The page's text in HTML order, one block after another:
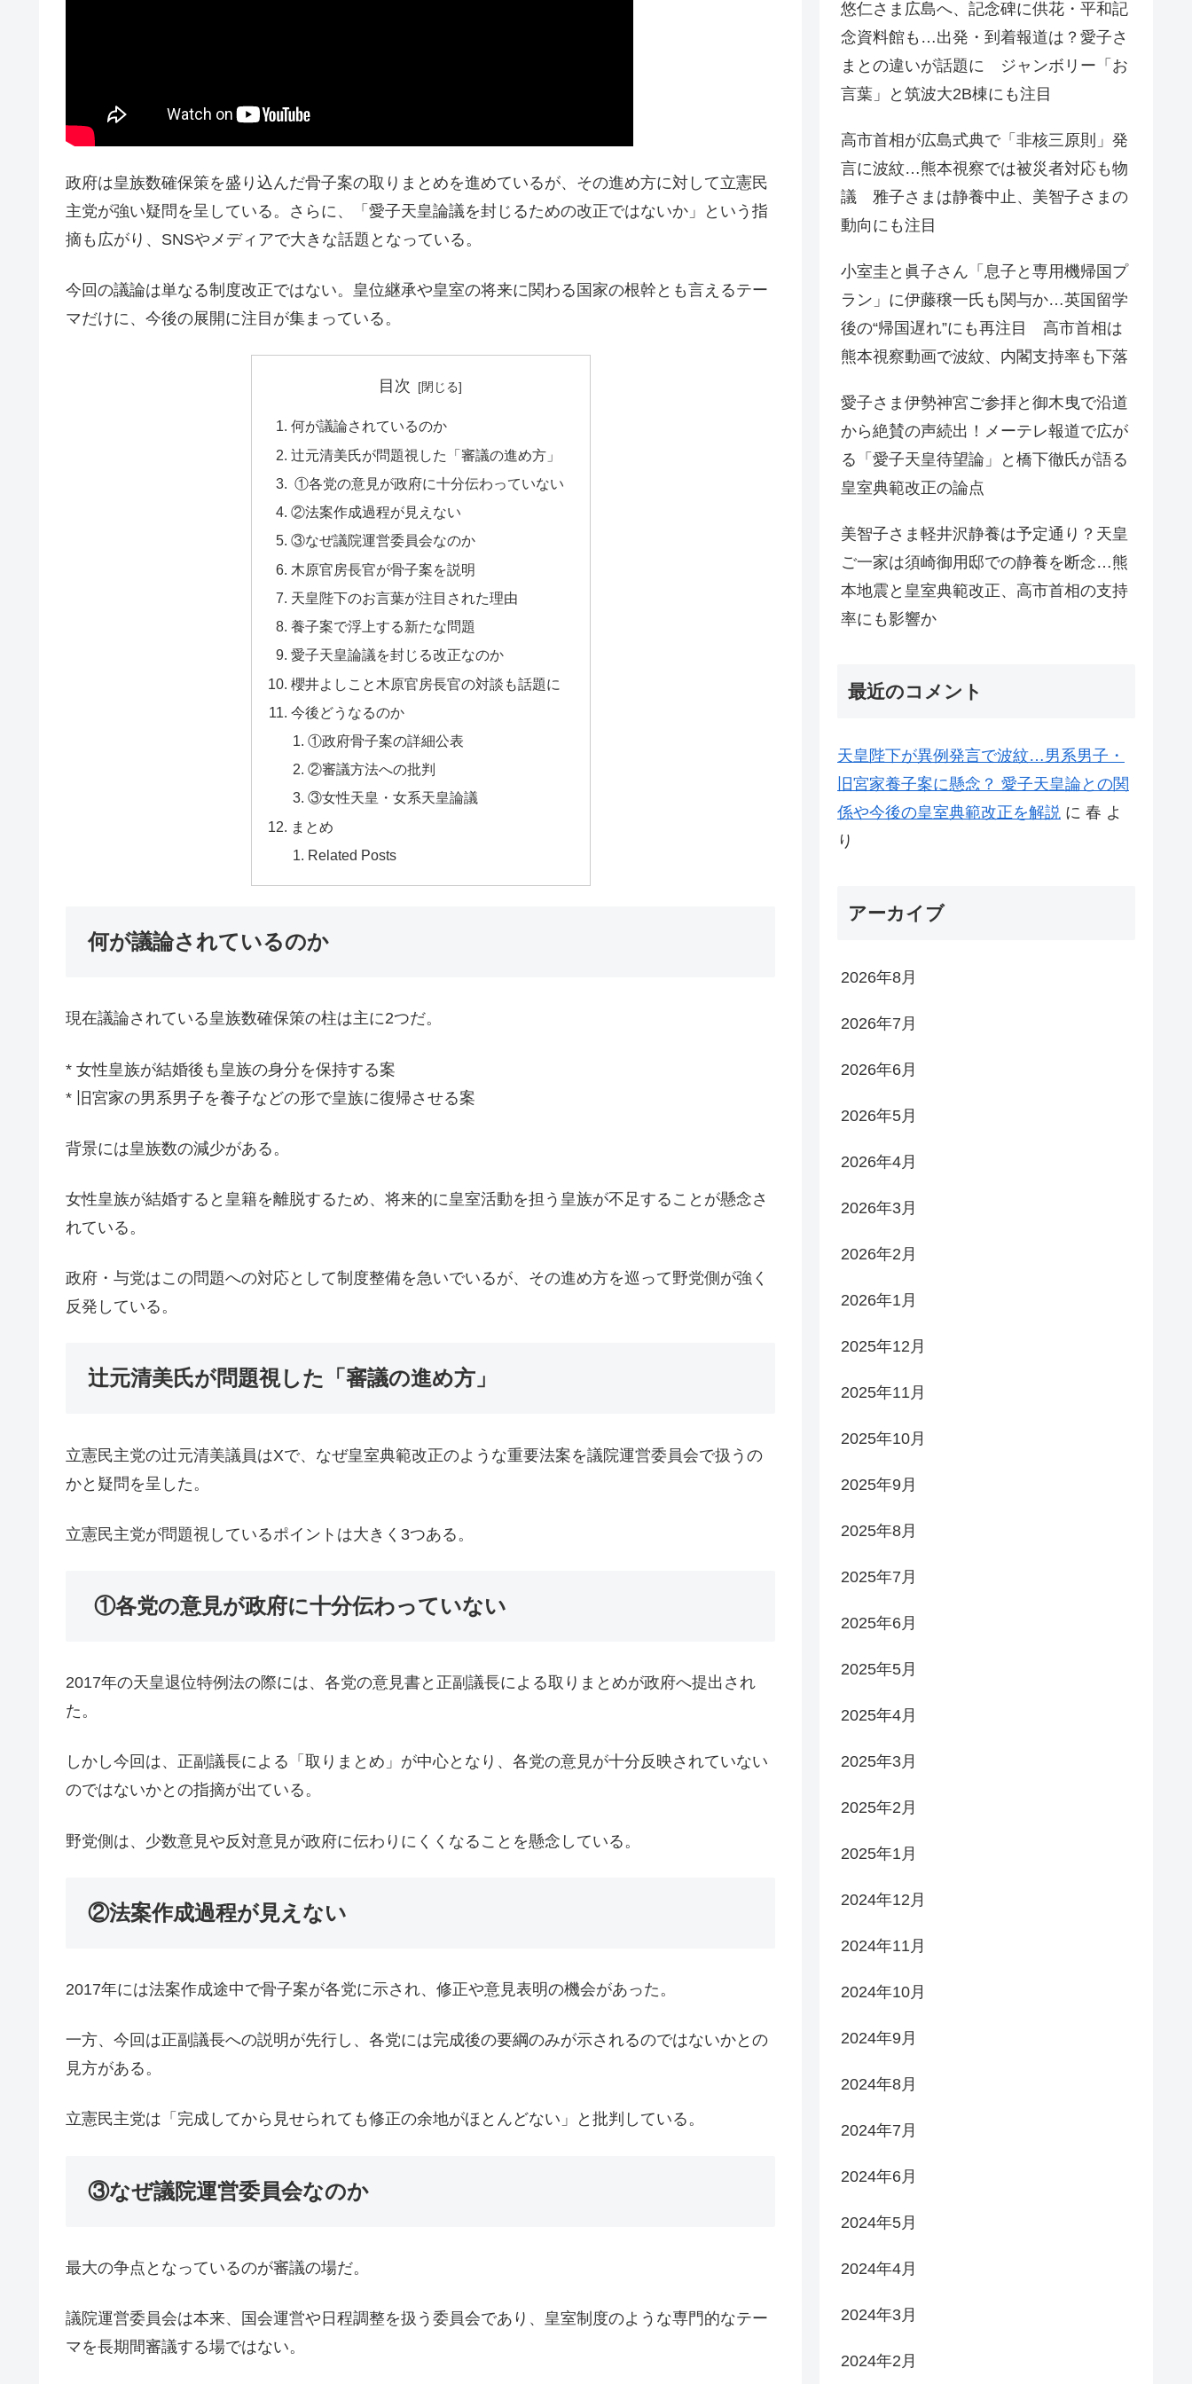
政府は皇族数確保策を盛り込んだ骨子案の取りまとめを進めているが、その進め方に対して立憲民
主党が強い疑問を呈している。さらに、「愛子天皇論議を封じるための改正ではないか」という指
摘も広がり、SNSやメディアで大きな話題となっている。
今回の議論は単なる制度改正ではない。皇位継承や皇室の将来に関わる国家の根幹とも言えるテー
マだけに、今後の展開に注目が集まっている。
目次
何が議論されているのか
辻元清美氏が問題視した「審議の進め方」
①各党の意見が政府に十分伝わっていない
②法案作成過程が見えない
③なぜ議院運営委員会なのか
木原官房長官が骨子案を説明
天皇陛下のお言葉が注目された理由
養子案で浮上する新たな問題
愛子天皇論議を封じる改正なのか
櫻井よしこと木原官房長官の対談も話題に
今後どうなるのか
①政府骨子案の詳細公表
②審議方法への批判
③女性天皇・女系天皇論議
まとめ
Related Posts
何が議論されているのか
現在議論されている皇族数確保策の柱は主に2つだ。
* 女性皇族が結婚後も皇族の身分を保持する案
* 旧宮家の男系男子を養子などの形で皇族に復帰させる案
背景には皇族数の減少がある。
女性皇族が結婚すると皇籍を離脱するため、将来的に皇室活動を担う皇族が不足することが懸念さ
れている。
政府・与党はこの問題への対応として制度整備を急いでいるが、その進め方を巡って野党側が強く
反発している。
辻元清美氏が問題視した「審議の進め方」
立憲民主党の辻元清美議員はXで、なぜ皇室典範改正のような重要法案を議院運営委員会で扱うの
かと疑問を呈した。
立憲民主党が問題視しているポイントは大きく3つある。
①各党の意見が政府に十分伝わっていない
2017年の天皇退位特例法の際には、各党の意見書と正副議長による取りまとめが政府へ提出され
た。
しかし今回は、正副議長による「取りまとめ」が中心となり、各党の意見が十分反映されていない
のではないかとの指摘が出ている。
野党側は、少数意見や反対意見が政府に伝わりにくくなることを懸念している。
②法案作成過程が見えない
2017年には法案作成途中で骨子案が各党に示され、修正や意見表明の機会があった。
一方、今回は正副議長への説明が先行し、各党には完成後の要綱のみが示されるのではないかとの
見方がある。
立憲民主党は「完成してから見せられても修正の余地がほとんどない」と批判している。
③なぜ議院運営委員会なのか
最大の争点となっているのが審議の場だ。
議院運営委員会は本来、国会運営や日程調整を扱う委員会であり、皇室制度のような専門的なテー
マを長期間審議する場ではない。
悠仁さま広島へ、記念碑に供花・平和記
念資料館も…出発・到着報道は？愛子さ
まとの違いが話題に ジャンボリー「お
言葉」と筑波大2B棟にも注目
高市首相が広島式典で「非核三原則」発
言に波紋…熊本視察では被災者対応も物
議 雅子さまは静養中止、美智子さまの
動向にも注目
小室圭と眞子さん「息子と専用機帰国プ
ラン」に伊藤穣一氏も関与か…英国留学
後の“帰国遅れ”にも再注目 高市首相は
熊本視察動画で波紋、内閣支持率も下落
愛子さま伊勢神宮ご参拝と御木曳で沿道
から絶賛の声続出！メーテレ報道で広が
る「愛子天皇待望論」と橋下徹氏が語る
皇室典範改正の論点
美智子さま軽井沢静養は予定通り？天皇
ご一家は須崎御用邸での静養を断念…熊
本地震と皇室典範改正、高市首相の支持
率にも影響か
最近のコメント
天皇陛下が異例発言で波紋…男系男子・
旧宮家養子案に懸念？ 愛子天皇論との関
係や今後の皇室典範改正を解説 に 春 よ
り
アーカイブ
2026年8月
2026年7月
2026年6月
2026年5月
2026年4月
2026年3月
2026年2月
2026年1月
2025年12月
2025年11月
2025年10月
2025年9月
2025年8月
2025年7月
2025年6月
2025年5月
2025年4月
2025年3月
2025年2月
2025年1月
2024年12月
2024年11月
2024年10月
2024年9月
2024年8月
2024年7月
2024年6月
2024年5月
2024年4月
2024年3月
2024年2月